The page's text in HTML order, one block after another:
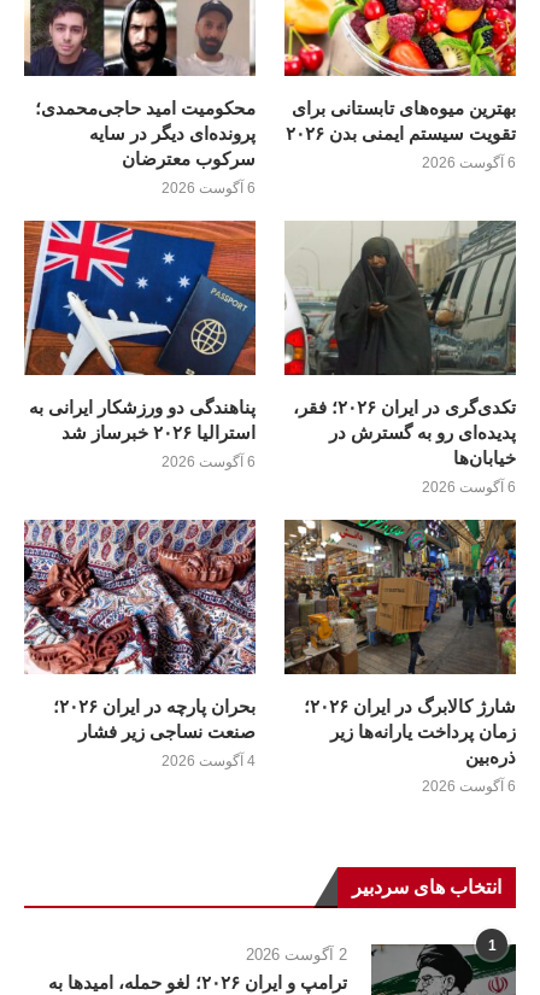
بهترین میوه‌های تابستانی برای
تقویت سیستم ایمنی بدن ۲۰۲۶
6 آگوست 2026
محکومیت امید حاجی‌محمدی؛
پرونده‌ای دیگر در سایه
سرکوب معترضان
6 آگوست 2026
تکدی‌گری در ایران ۲۰۲۶؛ فقر،
پدیده‌ای رو به گسترش در
خیابان‌ها
6 آگوست 2026
پناهندگی دو ورزشکار ایرانی به
استرالیا ۲۰۲۶ خبرساز شد
6 آگوست 2026
شارژ کالابرگ در ایران ۲۰۲۶؛
زمان پرداخت یارانه‌ها زیر
ذره‌بین
6 آگوست 2026
بحران پارچه در ایران ۲۰۲۶؛
صنعت نساجی زیر فشار
4 آگوست 2026
انتخاب های سردبیر
1 2 آگوست 2026
ترامپ و ایران ۲۰۲۶؛ لغو حمله، امیدها به